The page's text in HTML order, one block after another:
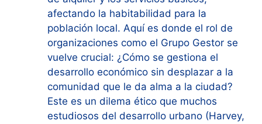
afectando la habitabilidad para la
población local. Aquí es donde el rol de
organizaciones como el Grupo Gestor se
vuelve crucial: ¿Cómo se gestiona el
desarrollo económico sin desplazar a la
comunidad que le da alma a la ciudad?
Este es un dilema ético que muchos
estudiosos del desarrollo urbano (Harvey,